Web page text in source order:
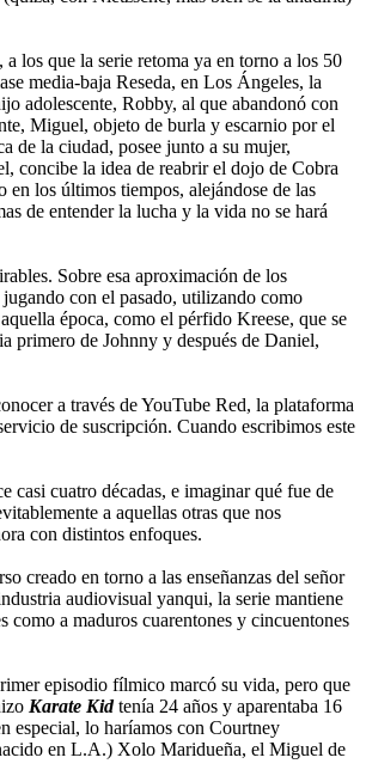
los que la serie retoma ya en torno a los 50
media-baja Reseda, en Los Ángeles, la
adolescente, Robby, al que abandonó con
Miguel, objeto de burla y escarnio por el
de la ciudad, posee junto a su mujer,
concibe la idea de reabrir el dojo de Cobra
en los últimos tiempos, alejándose de las
de entender la lucha y la vida no se hará
Sobre esa aproximación de los
con el pasado, utilizando como
época, como el pérfido Kreese, que se
primero de Johnny y después de Daniel,
a través de YouTube Red, la plataforma
de suscripción. Cuando escribimos este
casi cuatro décadas, e imaginar qué fue de
a aquellas otras que nos
con distintos enfoques.
creado en torno a las enseñanzas del señor
audiovisual yanqui, la serie mantiene
como a maduros cuarentones y cincuentones
episodio fílmico marcó su vida, pero que
Karate Kidtenía 24 años y aparentaba 16
especial, lo haríamos con Courtney
en L.A.) Xolo Maridueña, el Miguel de